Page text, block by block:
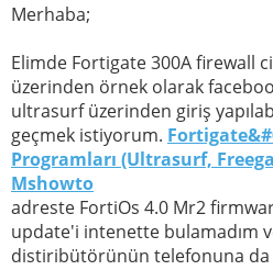
Merhaba;
Elimde Fortigate 300A firewall
üzerinden örnek olarak
ultrasurf üzerinden giriş
geçmek istiyorum.
Programları (Ultrasurf,
Mshowto
adreste FortiOs 4.0 Mr2
update'i intenette bulamadım
distiribütörünün telefonuna da